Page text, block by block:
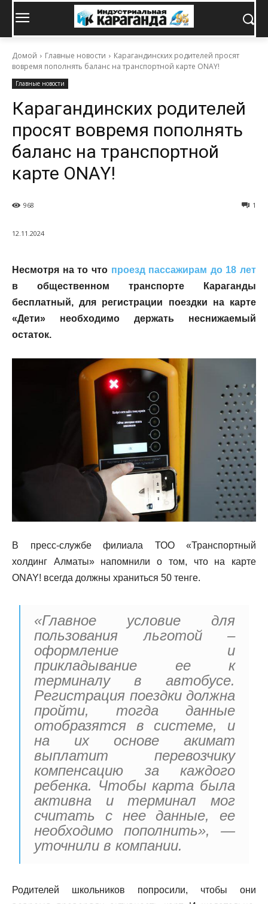
Домой Главные новости
Карагандинских родителей просят
вовремя пополнять баланс на транспортной карте ONAY!
Главные новости
Карагандинских родителей
просят вовремя пополнять
баланс на транспортной
карте ONAY!
1
968
12.11.2024
Несмотря на то что проезд пассажирам до 18 лет
в общественном транспорте Караганды
бесплатный, для регистрации поездки на карте
«Дети» необходимо держать неснижаемый
остаток.
В пресс-службе филиала ТОО «Транспортный
холдинг Алматы» напомнили о том, что на карте
ONAY! всегда должны храниться 50 тенге. ⠀
«Главное условие для
пользования льготой –
оформление и
прикладывание ее к
терминалу в автобусе.
Регистрация поездки должна
пройти, тогда данные
отобразятся в системе, и
на их основе акимат
выплатит перевозчику
компенсацию за каждого
ребенка. Чтобы карта была
активна и терминал мог
считать с нее данные, ее
необходимо пополнить», —
уточнили в компании.
Родителей школьников попросили, чтобы они